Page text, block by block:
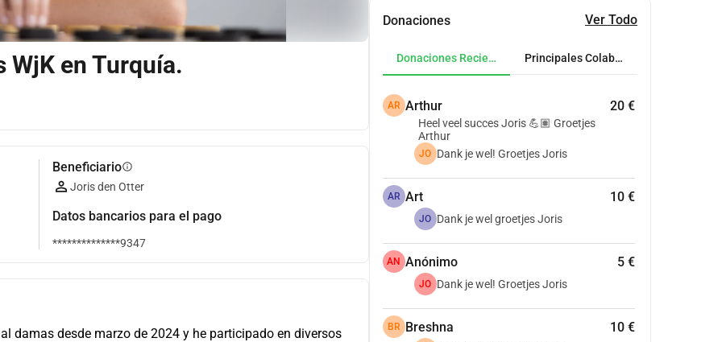
WjK en Turquía.
Beneficiarioinfo
Joris den Otter
Datos bancarios para el pago
**************9347
damas desde marzo de 2024 y he participado en diversos
Donaciones Ver Todo
Donaciones Recientes Principales Colaboradores
AR Arthur 20 €
Heel veel succes Joris 💪🏽 Groetjes
Arthur
JO Dank je wel! Groetjes Joris
AR Art 10 €
JO Dank je wel groetjes Joris
AN Anónimo 5 €
JO Dank je wel! Groetjes Joris
BR Breshna 10 €